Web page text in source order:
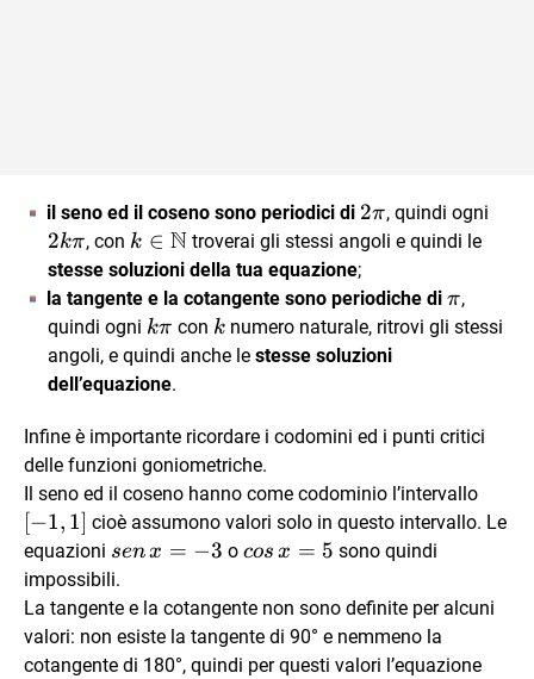
il seno ed il coseno sono periodici di 2
\pi
2π, quindi ogni
2kπ, con k \in
\mathbb{N}
k ∈ N troverai gli stessi angoli e quindi le
stesse soluzioni della tua equazione;
la tangente e la cotangente sono periodiche di \pi
π,
quindi ogni k
\pi
kπ con k
k numero naturale, ritrovi gli stessi
angoli, e quindi anche le stesse soluzioni
dell’equazione.
Infine è importante ricordare i codomini ed i punti critici
delle funzioni goniometriche.
Il seno ed il coseno hanno come codominio l’intervallo
[−1, 1] cioè assumono valori solo in questo intervallo. Le
equazioni sen
\,
x=-3
senx = −3 o cos
x=5
cos x = 5 sono quindi
impossibili.
La tangente e la cotangente non sono definite per alcuni
valori: non esiste la tangente di 90° e nemmeno la
cotangente di 180°, quindi per questi valori l’equazione